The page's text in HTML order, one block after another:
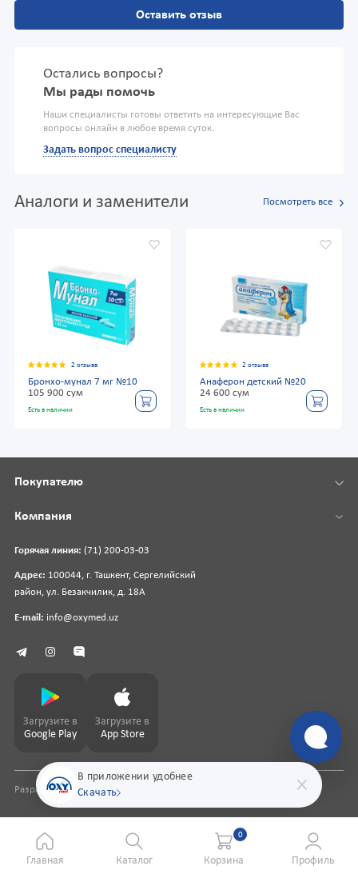
Оставить отзыв
Остались вопросы?
Мы рады помочь
Наши специалисты готовы ответить на интересующие Вас
вопросы онлайн в любое время суток.
Задать вопрос специалисту
Аналоги и заменители Посмотреть все
2 отзыва
Бронхо-мунал 7 мг №10
105 900 сум
Есть в наличии
2 отзыва
Анаферон детский №20
24 600 сум
Есть в наличии
В приложении удобнее
Скачать
Горячая линия: (71) 200-03-03
Адрес: 100044, г. Ташкент, Сергелийский
район, ул. Безакчилик, д. 18А
E-mail: info@oxymed.uz
Покупателю
Компания
Загрузите в
Google Play
Загрузите в
App Store
Разработка сайтаpharmit.uz
Главная Каталог
0
Корзина Профиль